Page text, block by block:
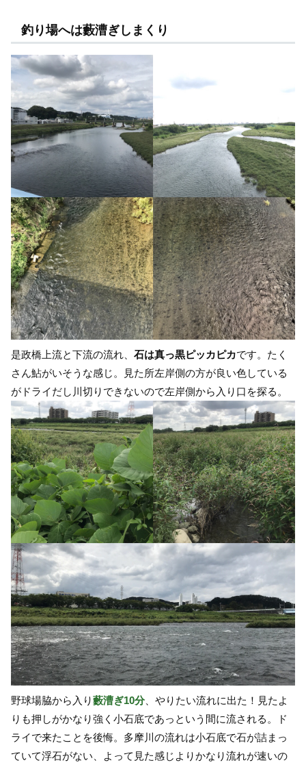
釣り場へは藪漕ぎしまくり
是政橋上流と下流の流れ、 石は真っ黒ピッカピカです。たく
さん鮎がいそうな感じ。見た所左岸側の方が良い色している
がドライだし川切りできないので左岸側から入り口を探る。
野球場脇から入り藪漕ぎ10分、やりたい流れに出た！見たよ
りも押しがかなり強く小石底であっという間に流される。ド
ライで来たことを後悔。多摩川の流れは小石底で石が詰まっ
ていて浮石がない、よって見た感じよりかなり流れが速いの